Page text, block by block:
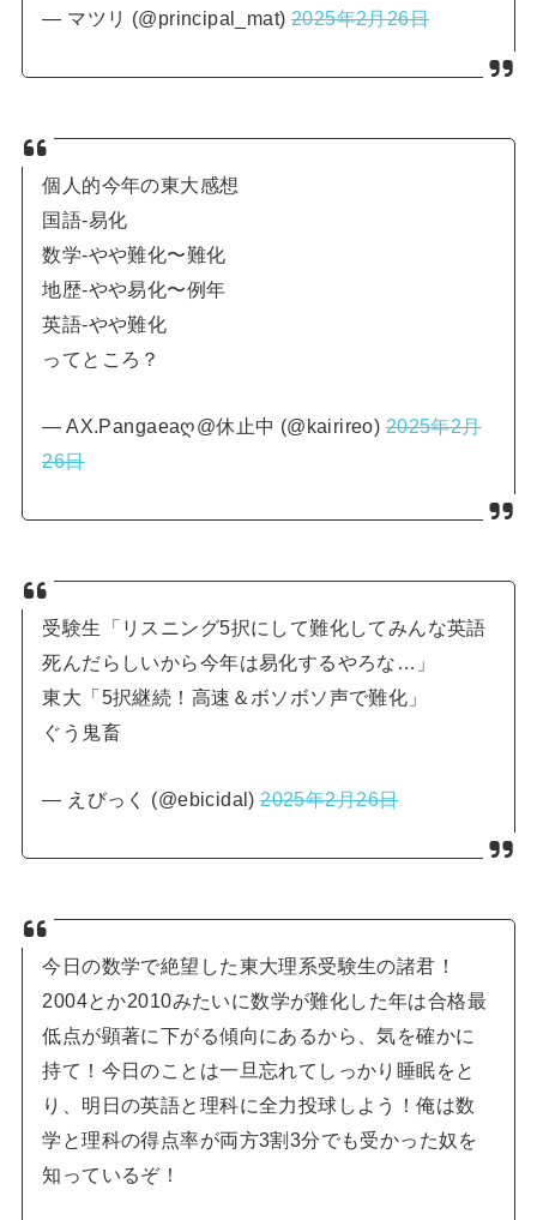
— マツリ (@principal_mat)2025年2月26日
個人的今年の東大感想
国語-易化
数学-やや難化〜難化
地歴-やや易化〜例年
英語-やや難化
ってところ？
— AX.Pangaeaღ@休止中 (@kairireo)2025年2月
26日
受験生「リスニング5択にして難化してみんな英語
死んだらしいから今年は易化するやろな…」
東大「5択継続！高速＆ボソボソ声で難化」
ぐう鬼畜
— えびっく (@ebicidal)2025年2月26日
今日の数学で絶望した東大理系受験生の諸君！
2004とか2010みたいに数学が難化した年は合格最
低点が顕著に下がる傾向にあるから、気を確かに
持て！今日のことは一旦忘れてしっかり睡眠をと
り、明日の英語と理科に全力投球しよう！俺は数
学と理科の得点率が両方3割3分でも受かった奴を
知っているぞ！